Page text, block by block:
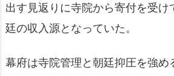
出す見返りに寺院から寄付を受け
廷の収入源となっていた。
幕府は寺院管理と朝廷抑圧を強め